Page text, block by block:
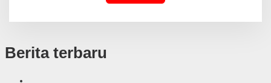
Berita terbaru